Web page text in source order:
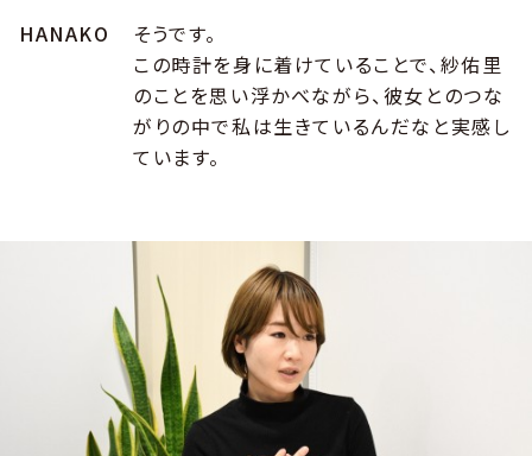
HANAKO
そうです。
この時計を身に着けていることで、紗佑里
のことを思い浮かべながら、彼女とのつな
がりの中で私は生きているんだなと実感し
ています。